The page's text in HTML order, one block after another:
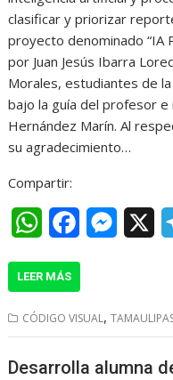
A
p
o
o
k
n
g
e
r
clasificar y priorizar
proyecto denominado “IA
por Juan Jesús Ibarra
Morales, estudiantes de
bajo la guía del profesor e
Hernández Marín. Al
su agradecimiento…
Compartir:
W
a
t
s
A
e
b
o
M
s
e
n
LEER MÁS
CÓDIGO VISUAL,
Desarrolla alumna